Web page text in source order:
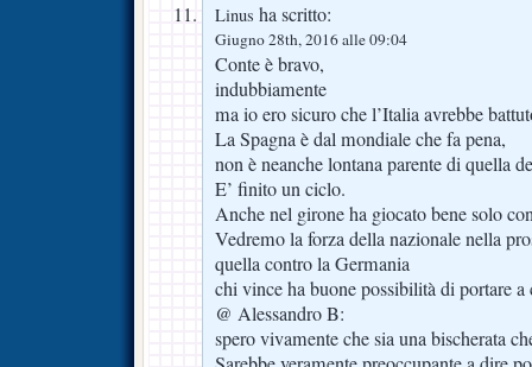
Linus ha scritto:
Giugno 28th, 2016 alle 09:04
Conte è bravo,
indubbiamente
ma io ero sicuro che l’Italia avrebbe
La Spagna è dal mondiale che fa pena,
non è neanche lontana parente di quella
E’ finito un ciclo.
Anche nel girone ha giocato bene solo
Vedremo la forza della nazionale nella
quella contro la Germania
chi vince ha buone possibilità di portare a
@ Alessandro B:
spero vivamente che sia una bischerata